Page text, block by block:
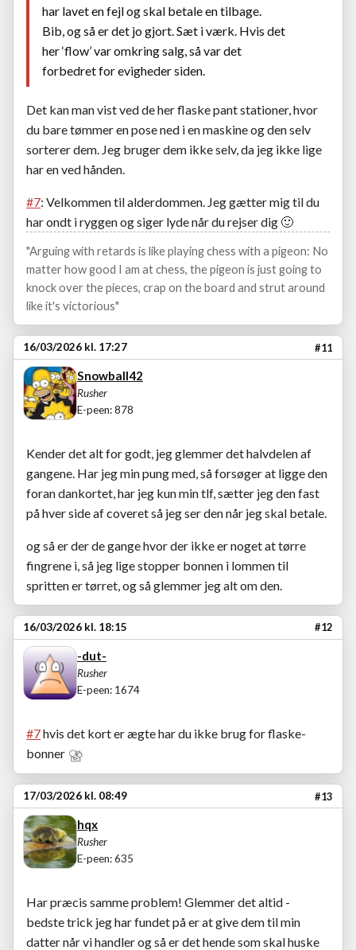
har lavet en fejl og skal betale en tilbage.
Bib, og så er det jo gjort. Sæt i værk. Hvis det
her ‘flow’ var omkring salg, så var det
forbedret for evigheder siden.
Det kan man vist ved de her flaske pant stationer, hvor
du bare tømmer en pose ned i en maskine og den selv
sorterer dem. Jeg bruger dem ikke selv, da jeg ikke lige
har en ved hånden.
#7: Velkommen til alderdommen. Jeg gætter mig til du
har ondt i ryggen og siger lyde når du rejser dig 🙂
"Arguing with retards is like playing chess with a pigeon: No
matter how good I am at chess, the pigeon is just going to
knock over the pieces, crap on the board and strut around
like it's victorious"
16/03/2026 kl. 17:27 #11
Snowball42
Rusher
E-peen: 878
Kender det alt for godt, jeg glemmer det halvdelen af
gangene. Har jeg min pung med, så forsøger at ligge den
foran dankortet, har jeg kun min tlf, sætter jeg den fast
på hver side af coveret så jeg ser den når jeg skal betale.
og så er der de gange hvor der ikke er noget at tørre
fingrene i, så jeg lige stopper bonnen i lommen til
spritten er tørret, og så glemmer jeg alt om den.
16/03/2026 kl. 18:15 #12
-dut-
Rusher
E-peen: 1674
#7hvis det kort er ægte har du ikke brug for flaske-
bonner
17/03/2026 kl. 08:49 #13
hqx
Rusher
E-peen: 635
Har præcis samme problem! Glemmer det altid -
bedste trick jeg har fundet på er at give dem til min
datter når vi handler og så er det hende som skal huske